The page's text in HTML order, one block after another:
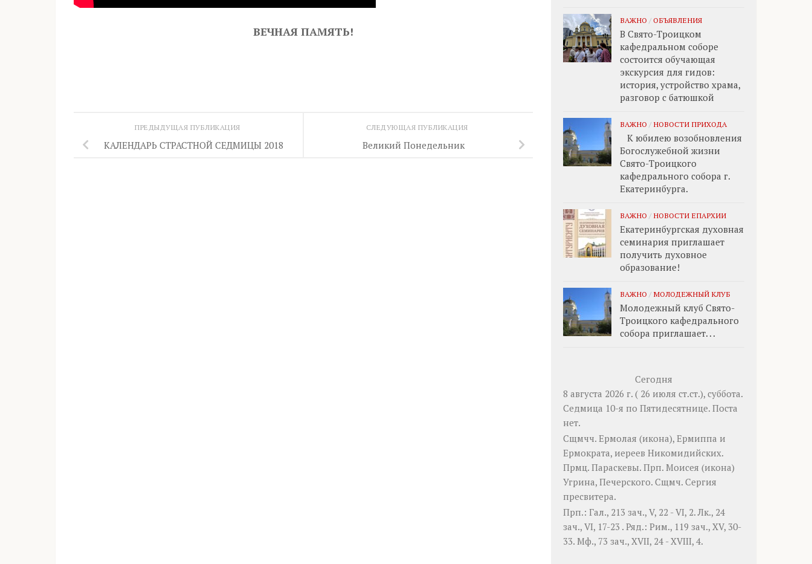
ВЕЧНАЯ ПАМЯТЬ!
СЛЕДУЮЩАЯ ПУБЛИКАЦИЯ
Великий Понедельник
ПРЕДЫДУЩАЯ ПУБЛИКАЦИЯ
КАЛЕНДАРЬ СТРАСТНОЙ СЕДМИЦЫ 2018
ВАЖНО / ОБЪЯВЛЕНИЯ
В Свято-Троицком
кафедральном соборе
состоится обучающая
экскурсия для гидов:
история, устройство храма,
разговор с батюшкой
ВАЖНО / НОВОСТИ ПРИХОДА
К юбилею возобновления
Богослужебной жизни
Свято-Троицкого
кафедрального собора г.
Екатеринбурга.
ВАЖНО / НОВОСТИ ЕПАРХИИ
Екатеринбургская духовная
семинария приглашает
получить духовное
образование!
ВАЖНО / МОЛОДЕЖНЫЙ КЛУБ
Молодежный клуб Свято-
Троицкого кафедрального
собора приглашает. . .
Сегодня
8 августа 2026 г. ( 26 июля ст.ст.), суббота.
Седмица 10-я по Пятидесятнице. Поста
нет.
Сщмчч. Ермолая (икона), Ермиппа и
Ермократа, иереев Никомидийских.
Прмц. Параскевы. Прп. Моисея (икона)
Угрина, Печерского. Сщмч. Сергия
пресвитера.
Прп.: Гал., 213 зач., V, 22 - VI, 2. Лк., 24
зач., VI, 17-23 . Ряд.: Рим., 119 зач., XV, 30-
33. Мф., 73 зач., XVII, 24 - XVIII, 4.